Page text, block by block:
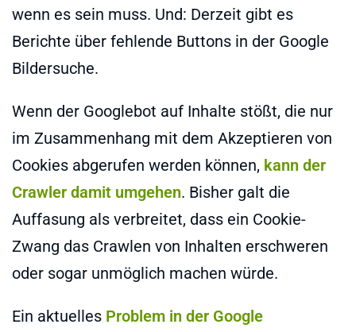
wenn es sein muss. Und: Derzeit gibt es
Berichte über fehlende Buttons in der Google
Bildersuche.
Wenn der Googlebot auf Inhalte stößt, die nur
im Zusammenhang mit dem Akzeptieren von
Cookies abgerufen werden können, kann der
Crawler damit umgehen. Bisher galt die
Auffasung als verbreitet, dass ein Cookie-
Zwang das Crawlen von Inhalten erschweren
oder sogar unmöglich machen würde.
Ein aktuelles Problem in der Google